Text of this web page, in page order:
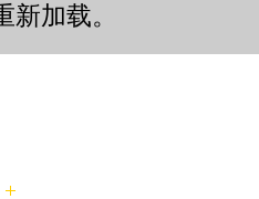
新加载。